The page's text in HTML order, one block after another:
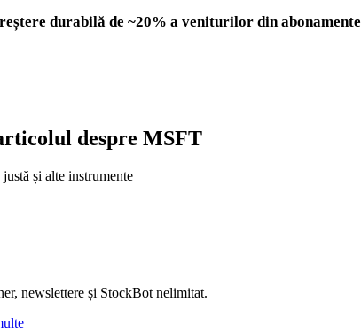
durabilă de ~20% a veniturilor din abonamente
despre MSFT
și alte instrumente
newslettere și StockBot nelimitat.